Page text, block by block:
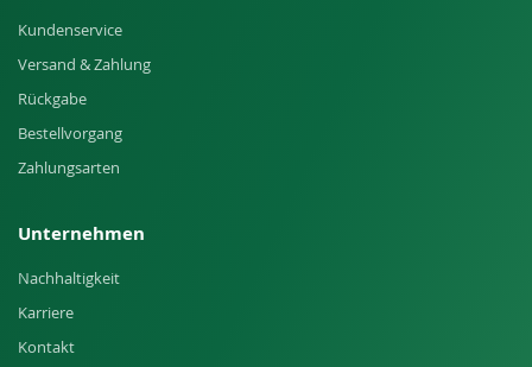
Kundenservice
Versand & Zahlung
Rückgabe
Bestellvorgang
Zahlungsarten
Unternehmen
Nachhaltigkeit
Karriere
Kontakt